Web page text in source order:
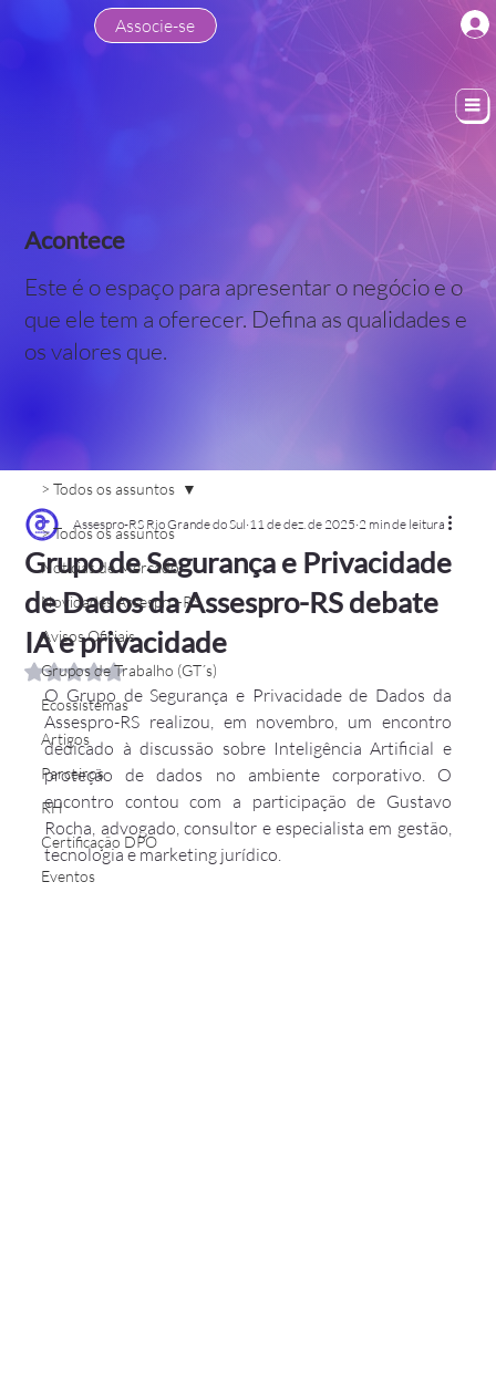
Associe-se
Acontece
Este é o espaço para apresentar o negócio e o
que ele tem a oferecer. Defina as qualidades e
os valores que.
> Todos os assuntos
Notícias de Mercado
Novidades Assespro-RS
Avisos Oficiais
Grupos de Trabalho (GT´s)
Ecossistemas
Artigos
Parceiros
RH
Certificação DPO
Eventos
> Todos os assuntos
Grupo de Segurança e Privacidade
de Dados da Assespro-RS debate
IA e privacidade
Assespro-RS Rio Grande do Sul 11 de dez. de 2025 2 min de leitura
Avaliado com NaN de 5 estrelas.
O Grupo de Segurança e Privacidade de Dados da
Assespro-RS realizou, em novembro, um encontro
dedicado à discussão sobre Inteligência Artificial e
proteção de dados no ambiente corporativo. O
encontro contou com a participação de Gustavo
Rocha, advogado, consultor e especialista em gestão,
tecnologia e marketing jurídico.